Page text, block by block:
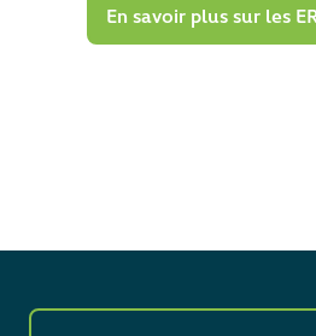
En savoir plus sur les